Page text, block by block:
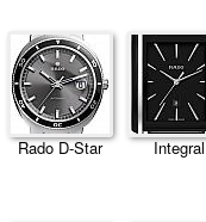
Rado D-Star Integral